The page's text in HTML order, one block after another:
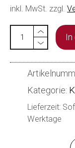
inkl. MwSt. zzgl.
In
Kategorie:
Lieferzeit:
Werktage